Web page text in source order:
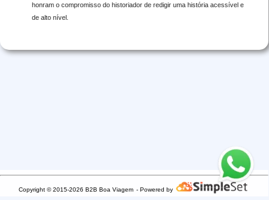
honram o compromisso do historiador de redigir uma história acessível e
de alto nível.
Copyright © 2015-2026 B2B Boa Viagem - Powered by